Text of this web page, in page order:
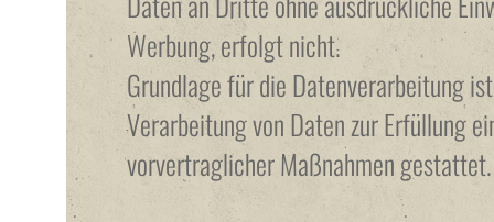
Werbung, erfolgt nicht.
Grundlage für die Datenverarbeitung
Verarbeitung von Daten zur Erfüllung
vorvertraglicher Maßnahmen gestattet.